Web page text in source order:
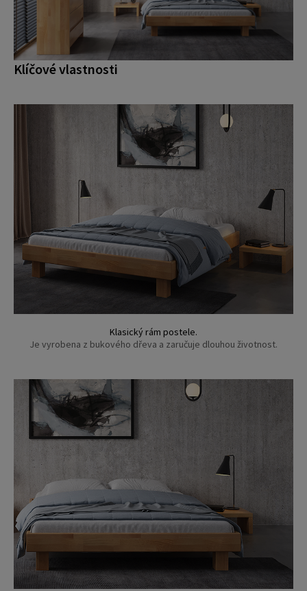
Klíčové vlastnosti
Klasický rám postele.
Je vyrobena z bukového dřeva a zaručuje dlouhou životnost.